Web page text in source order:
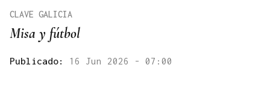
Misa y fútbol
CLAVE GALICIA
Publicado: 16 Jun 2026 - 07:00